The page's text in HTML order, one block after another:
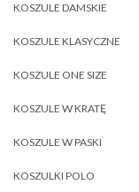
KOSZULE DAMSKIE
KOSZULE KLASYCZNE
KOSZULE ONE SIZE
KOSZULE W KRATĘ
KOSZULE W PASKI
KOSZULKI POLO